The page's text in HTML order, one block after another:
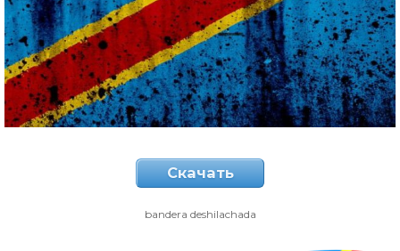
Скачать
bandera deshilachada